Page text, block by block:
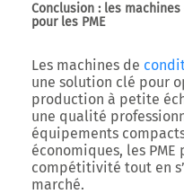
Conclusion : les machines
pour les PME
Les machines de
une solution clé pour
production à petite
une qualité
équipements
économiques, les
compétitivité tout en
marché.